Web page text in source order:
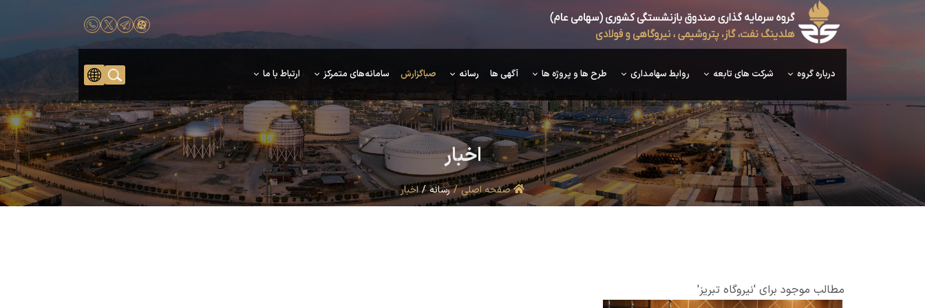
درباره گروه شرکت های تابعه روابط سهامداری طرح ها و پروژه ها آگهی ها رسانه صباگزارش سامانه‌های متمرکز ارتباط با ما
اخبار
صفحه اصلی رسانه اخبار
مطالب موجود برای 'نیروگاه تبریز'